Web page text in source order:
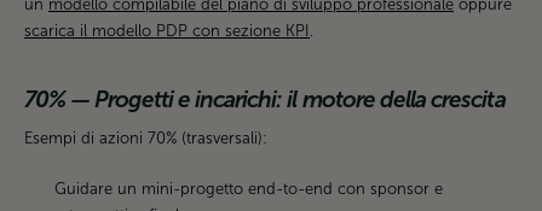
un modello compilabile del piano di sviluppo professionale oppure
scarica il modello PDP con sezione KPI .
70% — Progetti e incarichi: il motore della crescita
Esempi di azioni 70% (trasversali):
Guidare un mini-progetto end-to-end con sponsor e